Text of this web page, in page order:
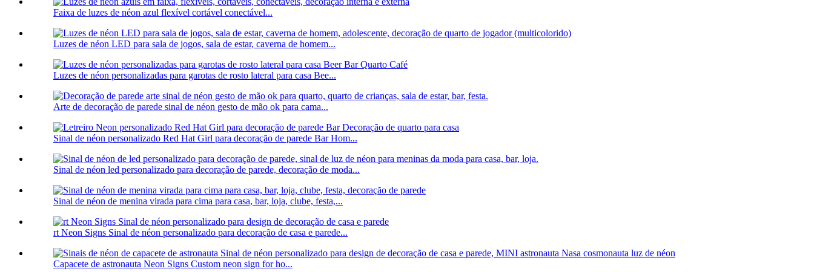
Faixa de luzes de néon azul flexível cortável conectável...
Luzes de néon LED para sala de jogos, sala de estar, caverna de homem...
Luzes de néon personalizadas para garotas de rosto lateral para casa Bee...
Arte de decoração de parede sinal de néon gesto de mão ok para cama...
Sinal de néon personalizado Red Hat Girl para decoração de parede Bar Hom...
Sinal de néon led personalizado para decoração de parede, decoração de moda...
Sinal de néon de menina virada para cima para casa, bar, loja, clube, festa,...
rt Neon Signs Sinal de néon personalizado para decoração de casa e parede...
Capacete de astronauta Neon Signs Custom neon sign for ho...